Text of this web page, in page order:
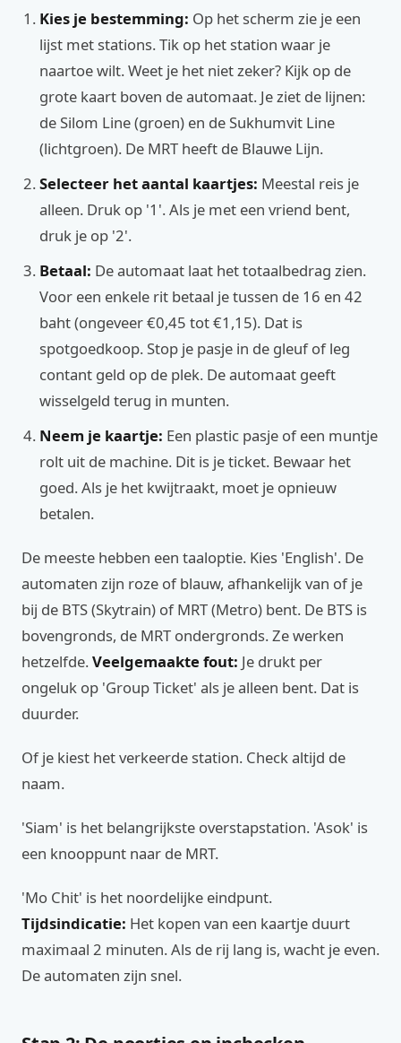
Kies je bestemming: Op het scherm zie je een
lijst met stations. Tik op het station waar je
naartoe wilt. Weet je het niet zeker? Kijk op de
grote kaart boven de automaat. Je ziet de lijnen:
de Silom Line (groen) en de Sukhumvit Line
(lichtgroen). De MRT heeft de Blauwe Lijn.
Selecteer het aantal kaartjes: Meestal reis je
alleen. Druk op '1'. Als je met een vriend bent,
druk je op '2'.
Betaal: De automaat laat het totaalbedrag zien.
Voor een enkele rit betaal je tussen de 16 en 42
baht (ongeveer €0,45 tot €1,15). Dat is
spotgoedkoop. Stop je pasje in de gleuf of leg
contant geld op de plek. De automaat geeft
wisselgeld terug in munten.
Neem je kaartje: Een plastic pasje of een muntje
rolt uit de machine. Dit is je ticket. Bewaar het
goed. Als je het kwijtraakt, moet je opnieuw
betalen.
De meeste hebben een taaloptie. Kies 'English'. De
automaten zijn roze of blauw, afhankelijk van of je
bij de BTS (Skytrain) of MRT (Metro) bent. De BTS is
bovengronds, de MRT ondergronds. Ze werken
hetzelfde.Veelgemaakte fout: Je drukt per
ongeluk op 'Group Ticket' als je alleen bent. Dat is
duurder.
Of je kiest het verkeerde station. Check altijd de
naam.
'Siam' is het belangrijkste overstapstation. 'Asok' is
een knooppunt naar de MRT.
'Mo Chit' is het noordelijke eindpunt.
Tijdsindicatie: Het kopen van een kaartje duurt
maximaal 2 minuten. Als de rij lang is, wacht je even.
De automaten zijn snel.